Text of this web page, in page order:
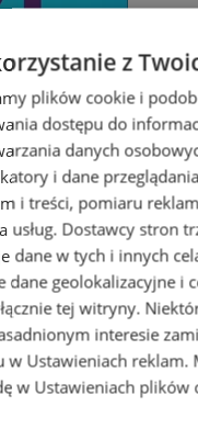
Bałtykiem w
z
plików cookie i
dostępu do
danych
i dane
i treści, pomiaru
usług. Dostawcy stron
dane w tych i innych
geolokalizacyjne i
tej witryny.
interesie
w Ustawieniach reklam.
w Ustawieniach plików